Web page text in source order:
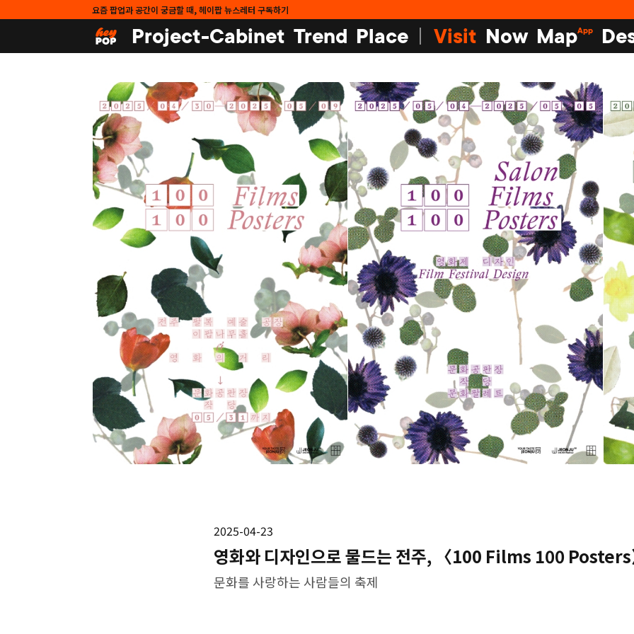
요즘 팝업과 공간이 궁금할 때, 헤이팝 뉴스레터 구독하기
Project-Cabinet Trend Place Visit Now MapApp
2025-04-23
영화와 디자인으로 물드는 전주, 〈100 Films 100
문화를 사랑하는 사람들의 축제